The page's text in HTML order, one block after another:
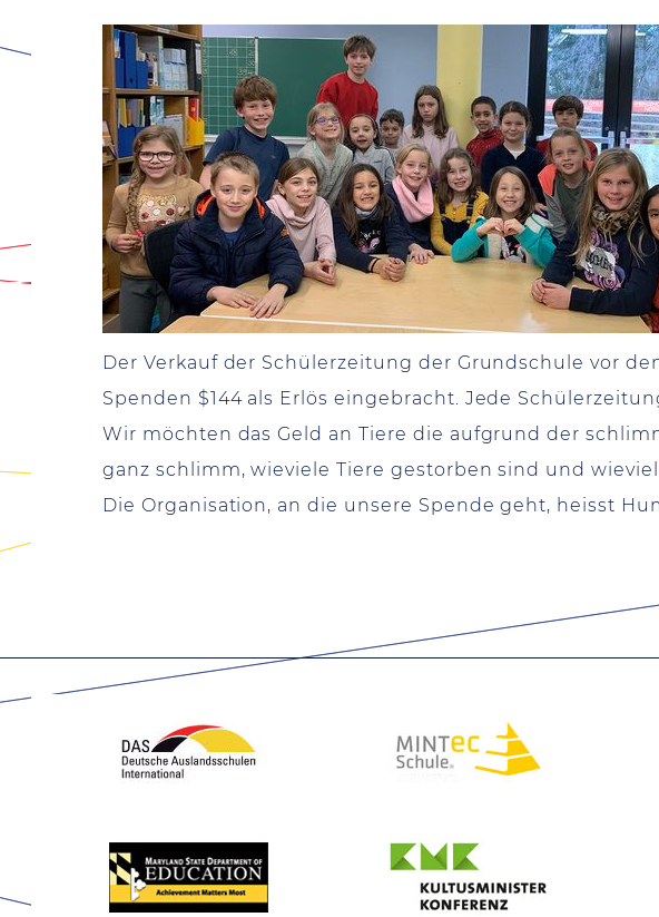
Der Verkauf der Schülerzeitung der Grundschule vor
Spenden $144 als Erlös eingebracht. Jede
Wir möchten das Geld an Tiere die aufgrund der
ganz schlimm, wieviele Tiere gestorben sind und
Die Organisation, an die unsere Spende geht, heisst